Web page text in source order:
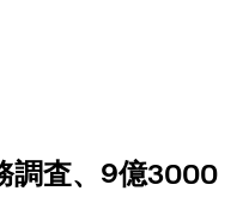
調査、9億3000